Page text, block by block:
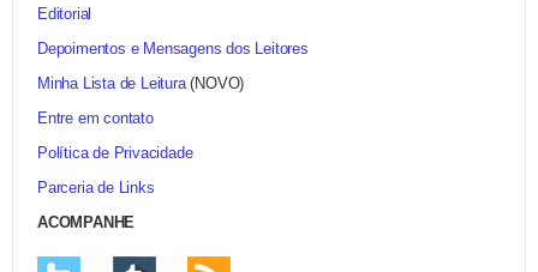
Editorial
Depoimentos e Mensagens dos Leitores
Minha Lista de Leitura(NOVO)
Entre em contato
Política de Privacidade
Parceria de Links
ACOMPANHE